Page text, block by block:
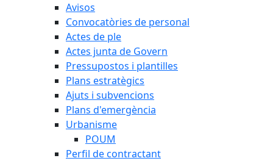
Avisos
Convocatòries de personal
Actes de ple
Actes junta de Govern
Pressupostos i plantilles
Plans estratègics
Ajuts i subvencions
Plans d'emergència
Urbanisme
POUM
Perfil de contractant